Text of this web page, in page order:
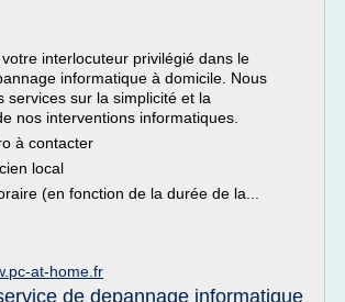
interlocuteur privilégié dans le
informatique à domicile. Nous
services sur la simplicité et la
nos interventions informatiques.
à contacter
local
(en fonction de la durée de la...
at-home.fr
de depannage informatique